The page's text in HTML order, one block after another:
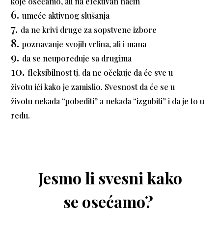
umeće aktivnog slušanja
da ne krivi druge za sopstvene izbore
poznavanje svojih vrlina, ali i mana
da se neupoređuje sa drugima
fleksibilnost tj. da ne očekuje da će sve u
životu ići kako je zamislio. Svesnost da će se u
životu nekada “pobediti” a nekada “izgubiti” i da je to u
redu.
Jesmo li svesni kako
se osećamo?